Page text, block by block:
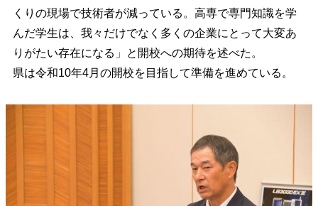
くりの現場で技術者が減っている。高専で専門知識を学
んだ学生は、我々だけでなく多くの企業にとって大変あ
りがたい存在になる」と開校への期待を述べた。
県は令和10年4月の開校を目指して準備を進めている。